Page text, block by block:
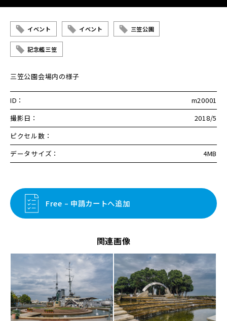
イベント イベント 三笠公園
記念艦三笠
三笠公園会場内の様子
ID：
m20001
撮影日：
2018/5
ピクセル数：
データサイズ：
4MB
Free – 申請カートへ追加
関連画像